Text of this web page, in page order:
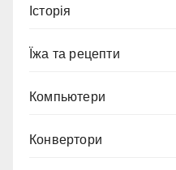
Історія
Їжа та рецепти
Компьютери
Конвертори